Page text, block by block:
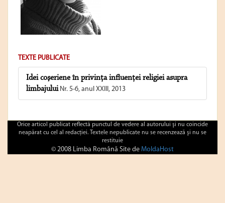
TEXTE PUBLICATE
Idei coşeriene în privinţa influenţei religiei asupra
limbajuluiNr. 5-6, anul XXIII, 2013
Orice articol publicat reflectă punctul de vedere al autorului şi nu coincide
neapărat cu cel al redacţiei. Textele nepublicate nu se recenzează şi nu se
restituie
© 2008 Limba Română Site de MoldaHost